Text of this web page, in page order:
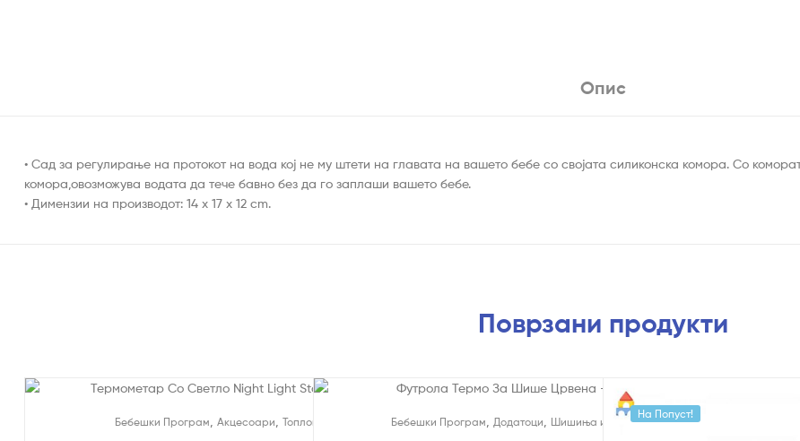
Опис
• Сад за регулирање на протокот на вода кој не му штети на главата на вашето бебе со својата силиконска комора. Со
комора,овозможува водата да тече бавно без да го заплаши вашето бебе.
• Димензии на производот: 14 x 17 x 12 cm.
Поврзани продукти
Бебешки Програм Акцесоари Топломери Бебешки Програм Додатоци Шишиња и Цуцли
На Попуст!